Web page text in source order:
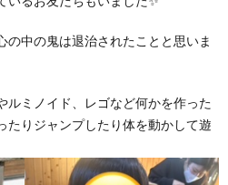
の中の鬼は退治されたことと思いま
ルミノイド、レゴなど何かを作った
たりジャンプしたり体を動かして遊